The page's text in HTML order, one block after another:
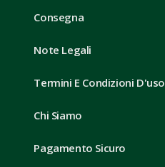
Consegna
Note Legali
Termini E Condizioni D'uso
Chi Siamo
Pagamento Sicuro